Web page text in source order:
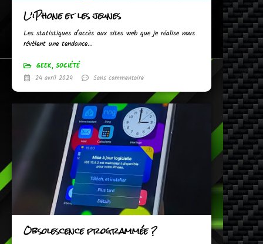
L’iPhone et les jeunes
Les statistiques d'accès aux sites web que je réalise nous
révèlent une tendance...
GEEK, SOCIÉTÉ
24 avril 2024
Sans commentaire
Obsolescence programmée ?